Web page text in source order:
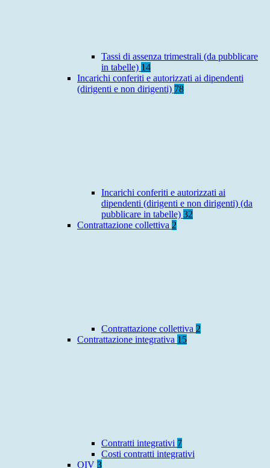
Tassi di assenza trimestrali (da pubblicare
in tabelle) 14
Incarichi conferiti e autorizzati ai dipendenti
(dirigenti e non dirigenti) 78
Incarichi conferiti e autorizzati ai
dipendenti (dirigenti e non dirigenti) (da
pubblicare in tabelle) 32
Contrattazione collettiva 2
Contrattazione collettiva 2
Contrattazione integrativa 15
Contratti integrativi 7
Costi contratti integrativi
OIV 3